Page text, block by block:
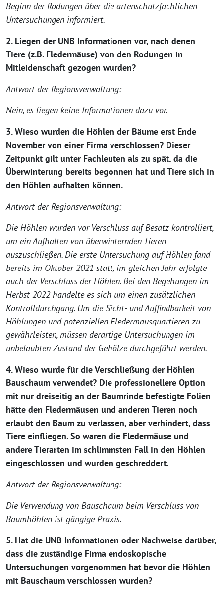
Beginn der Rodungen über die artenschutzfachlichen
Untersuchungen informiert.
2. Liegen der UNB Informationen vor, nach denen
Tiere (z.B. Fledermäuse) von den Rodungen in
Mitleidenschaft gezogen wurden?
Antwort der Regionsverwaltung:
Nein, es liegen keine Informationen dazu vor.
3. Wieso wurden die Höhlen der Bäume erst Ende
November von einer Firma verschlossen? Dieser
Zeitpunkt gilt unter Fachleuten als zu spät, da die
Überwinterung bereits begonnen hat und Tiere sich in
den Höhlen aufhalten können.
Antwort der Regionsverwaltung:
Die Höhlen wurden vor Verschluss auf Besatz kontrolliert,
um ein Aufhalten von überwinternden Tieren
auszuschließen. Die erste Untersuchung auf Höhlen fand
bereits im Oktober 2021 statt, im gleichen Jahr erfolgte
auch der Verschluss der Höhlen. Bei den Begehungen im
Herbst 2022 handelte es sich um einen zusätzlichen
Kontrolldurchgang. Um die Sicht- und Auffindbarkeit von
Höhlungen und potenziellen Fledermausquartieren zu
gewährleisten, müssen derartige Untersuchungen im
unbelaubten Zustand der Gehölze durchgeführt werden.
4. Wieso wurde für die Verschließung der Höhlen
Bauschaum verwendet? Die professionellere Option
mit nur dreiseitig an der Baumrinde befestigte Folien
hätte den Fledermäusen und anderen Tieren noch
erlaubt den Baum zu verlassen, aber verhindert, dass
Tiere einfliegen. So waren die Fledermäuse und
andere Tierarten im schlimmsten Fall in den Höhlen
eingeschlossen und wurden geschreddert.
Antwort der Regionsverwaltung:
Die Verwendung von Bauschaum beim Verschluss von
Baumhöhlen ist gängige Praxis.
5. Hat die UNB Informationen oder Nachweise darüber,
dass die zuständige Firma endoskopische
Untersuchungen vorgenommen hat bevor die Höhlen
mit Bauschaum verschlossen wurden?